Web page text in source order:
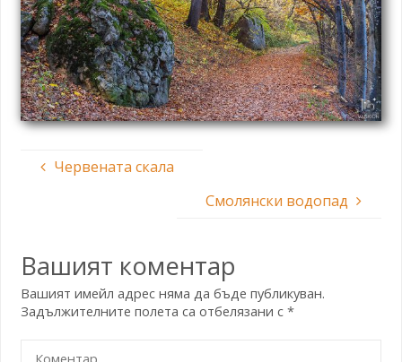
Червената скала
Смолянски водопад
Вашият коментар
Вашият имейл адрес няма да бъде публикуван.
Задължителните полета са отбелязани с*